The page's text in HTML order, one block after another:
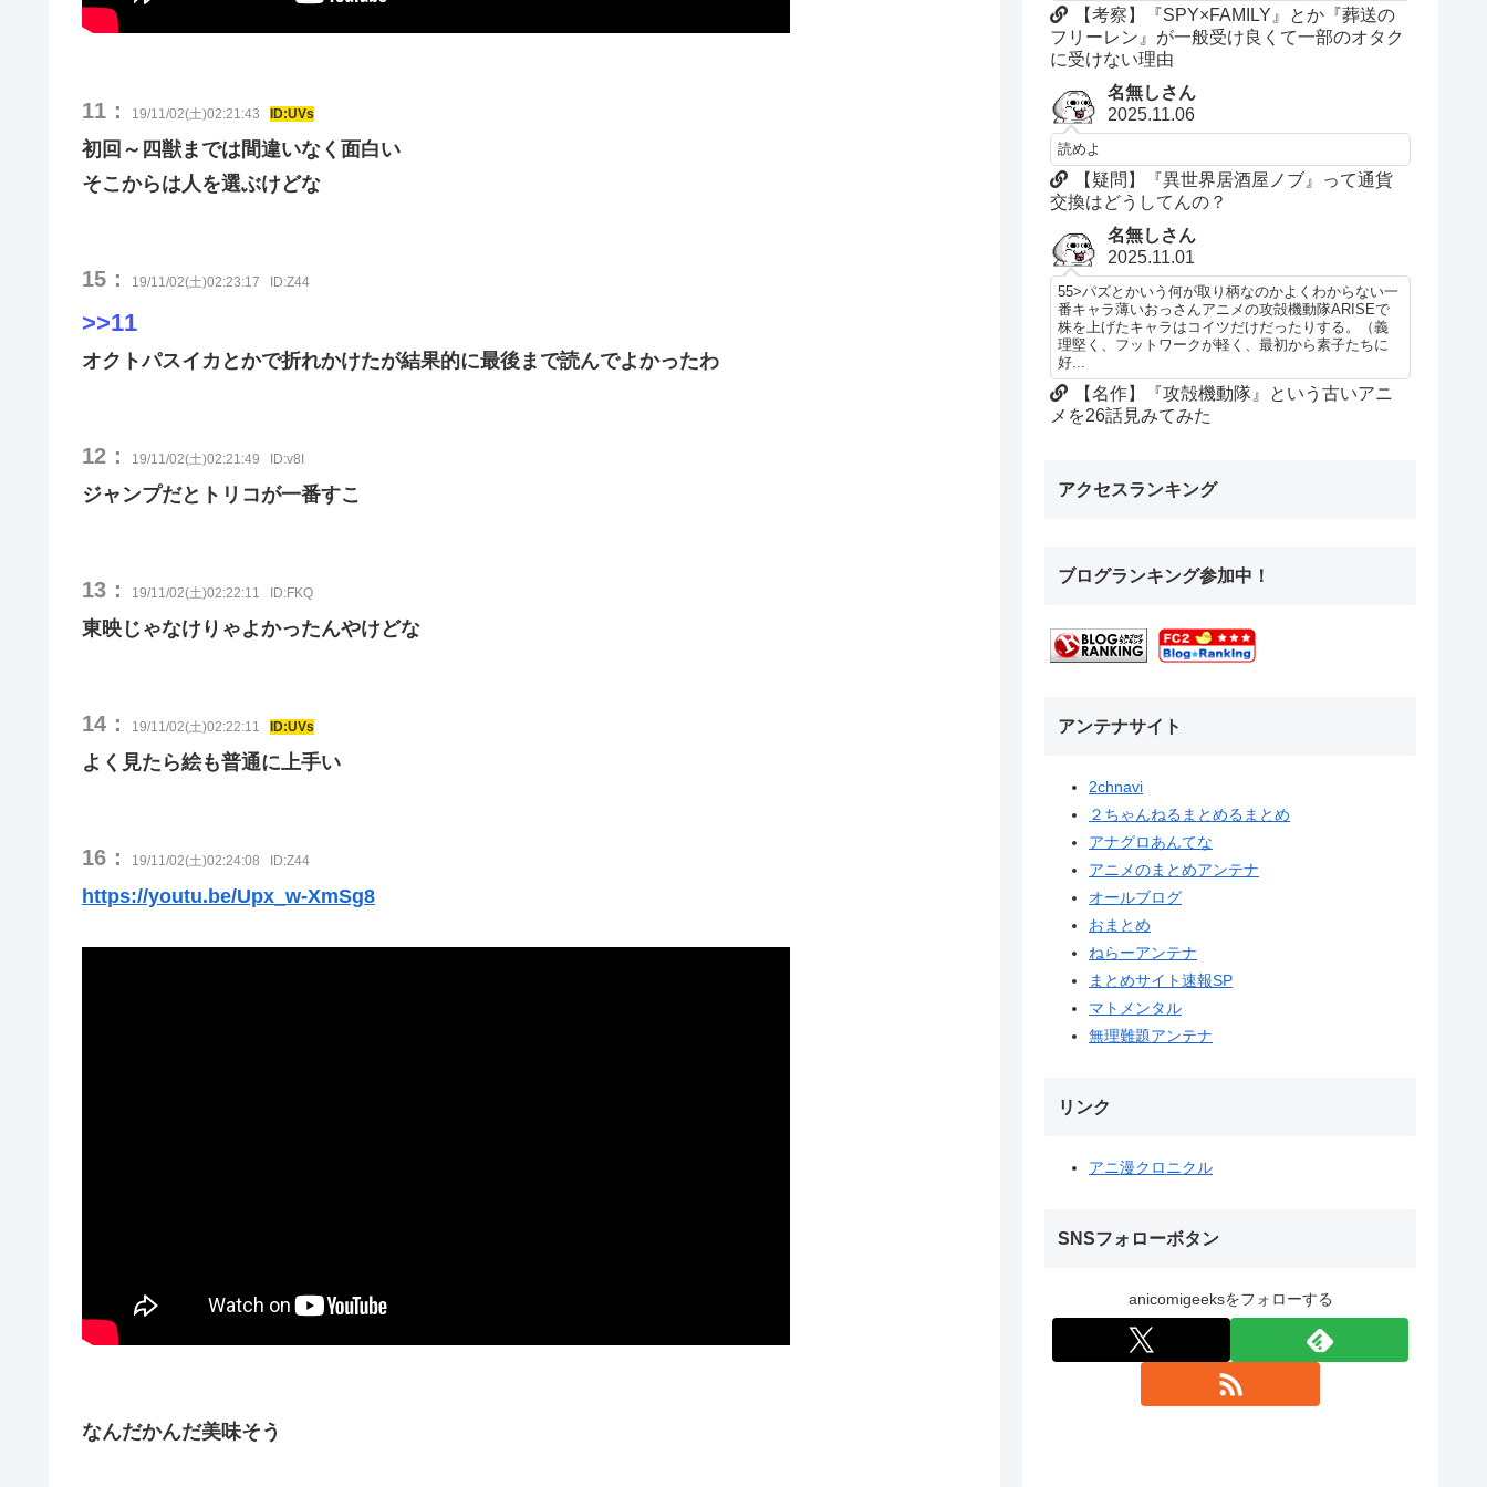
11： 19/11/02(土)02:21:43 ID:UVs
初回～四獣までは間違いなく面白い
そこからは人を選ぶけどな
15： 19/11/02(土)02:23:17 ID:Z44
>>11
オクトパスイカとかで折れかけたが結果的に最後まで読んでよかったわ
12： 19/11/02(土)02:21:49 ID:v8I
ジャンプだとトリコが一番すこ
13： 19/11/02(土)02:22:11 ID:FKQ
東映じゃなけりゃよかったんやけどな
14： 19/11/02(土)02:22:11 ID:UVs
よく見たら絵も普通に上手い
16： 19/11/02(土)02:24:08 ID:Z44
https://youtu.be/Upx_w-XmSg8
なんだかんだ美味そう
【考察】『SPY×FAMILY』とか『葬送の
フリーレン』が一般受け良くて一部のオタク
に受けない理由
名無しさん
2025.11.06
読めよ
【疑問】『異世界居酒屋ノブ』って通貨
交換はどうしてんの？
名無しさん
2025.11.01
55>パズとかいう何が取り柄なのかよくわからない一
番キャラ薄いおっさんアニメの攻殻機動隊ARISEで
株を上げたキャラはコイツだけだったりする。（義
理堅く、フットワークが軽く、最初から素子たちに
好...
【名作】『攻殻機動隊』という古いアニ
メを26話見みてみた
アクセスランキング
ブログランキング参加中！
アンテナサイト
2chnavi
２ちゃんねるまとめるまとめ
アナグロあんてな
アニメのまとめアンテナ
オールブログ
おまとめ
ねらーアンテナ
まとめサイト速報SP
マトメンタル
無理難題アンテナ
リンク
アニ漫クロニクル
SNSフォローボタン
anicomigeeksをフォローする